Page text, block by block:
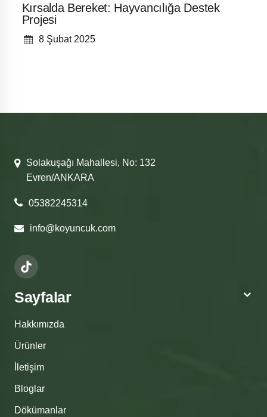
Kırsalda Bereket: Hayvancılığa Destek
Projesi
8 Şubat 2025
Solakuşağı Mahallesi, No: 132
Evren/ANKARA
05382245314
info@koyuncuk.com
Sayfalar
Hakkımızda
Ürünler
İletişim
Bloglar
Dökümanlar